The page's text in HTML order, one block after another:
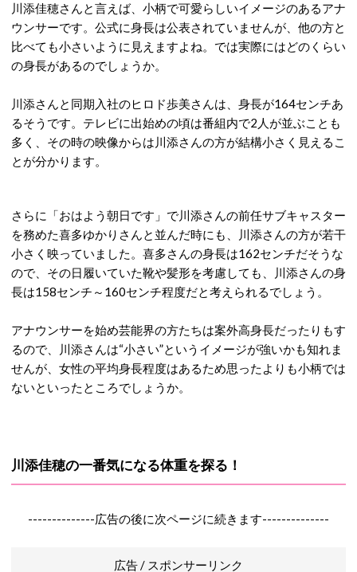
川添佳穂さんと言えば、小柄で可愛らしいイメージのあるアナ
ウンサーです。公式に身長は公表されていませんが、他の方と
比べても小さいように見えますよね。では実際にはどのくらい
の身長があるのでしょうか。
川添さんと同期入社のヒロド歩美さんは、身長が164センチあ
るそうです。テレビに出始めの頃は番組内で2人が並ぶことも
多く、その時の映像からは川添さんの方が結構小さく見えるこ
とが分かります。
さらに「おはよう朝日です」で川添さんの前任サブキャスター
を務めた喜多ゆかりさんと並んだ時にも、川添さんの方が若干
小さく映っていました。喜多さんの身長は162センチだそうな
ので、その日履いていた靴や髪形を考慮しても、川添さんの身
長は158センチ～160センチ程度だと考えられるでしょう。
アナウンサーを始め芸能界の方たちは案外高身長だったりもす
るので、川添さんは“小さい”というイメージが強いかも知れま
せんが、女性の平均身長程度はあるため思ったよりも小柄では
ないといったところでしょうか。
川添佳穂の一番気になる体重を探る！
--------------広告の後に次ページに続きます--------------
広告 / スポンサーリンク